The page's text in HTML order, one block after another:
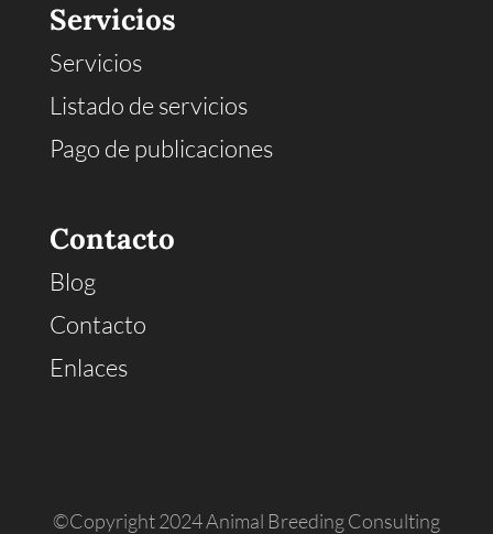
Servicios
Servicios
Listado de servicios
Pago de publicaciones
Contacto
Blog
Contacto
Enlaces
©Copyright 2024 Animal Breeding Consulting